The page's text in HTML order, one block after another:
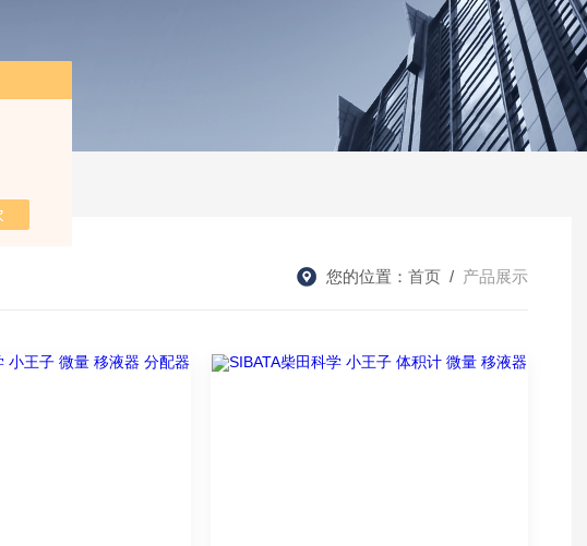
您的位置： 首页 / 产品展示